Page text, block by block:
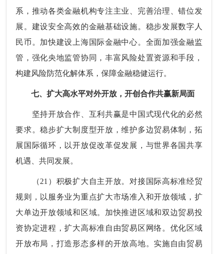
系，推动各类金融机构专注主业、完善治理、错位发
展。建设安全高效的金融基础设施。稳步发展数字人
民币。加快建设上海国际金融中心。全面加强金融监
管，强化央地监管协同，丰富风险处置资源和手段，
构建风险防范化解体系，保障金融稳健运行。
七、扩大高水平对外开放，开创合作共赢新局面
坚持开放合作、互利共赢是中国式现代化的必然
要求。稳步扩大制度型开放，维护多边贸易体制，拓
展国际循环，以开放促改革促发展，与世界各国共享
机遇、共同发展。
（21）积极扩大自主开放。对接国际高标准经贸
规则，以服务业为重点扩大市场准入和开放领域，扩
大单边开放领域和区域。加快推进区域和双边贸易投
资协定进程，扩大高标准自由贸易区网络。优化区域
开放布局，打造形态多样的开放高地。实施自由贸易